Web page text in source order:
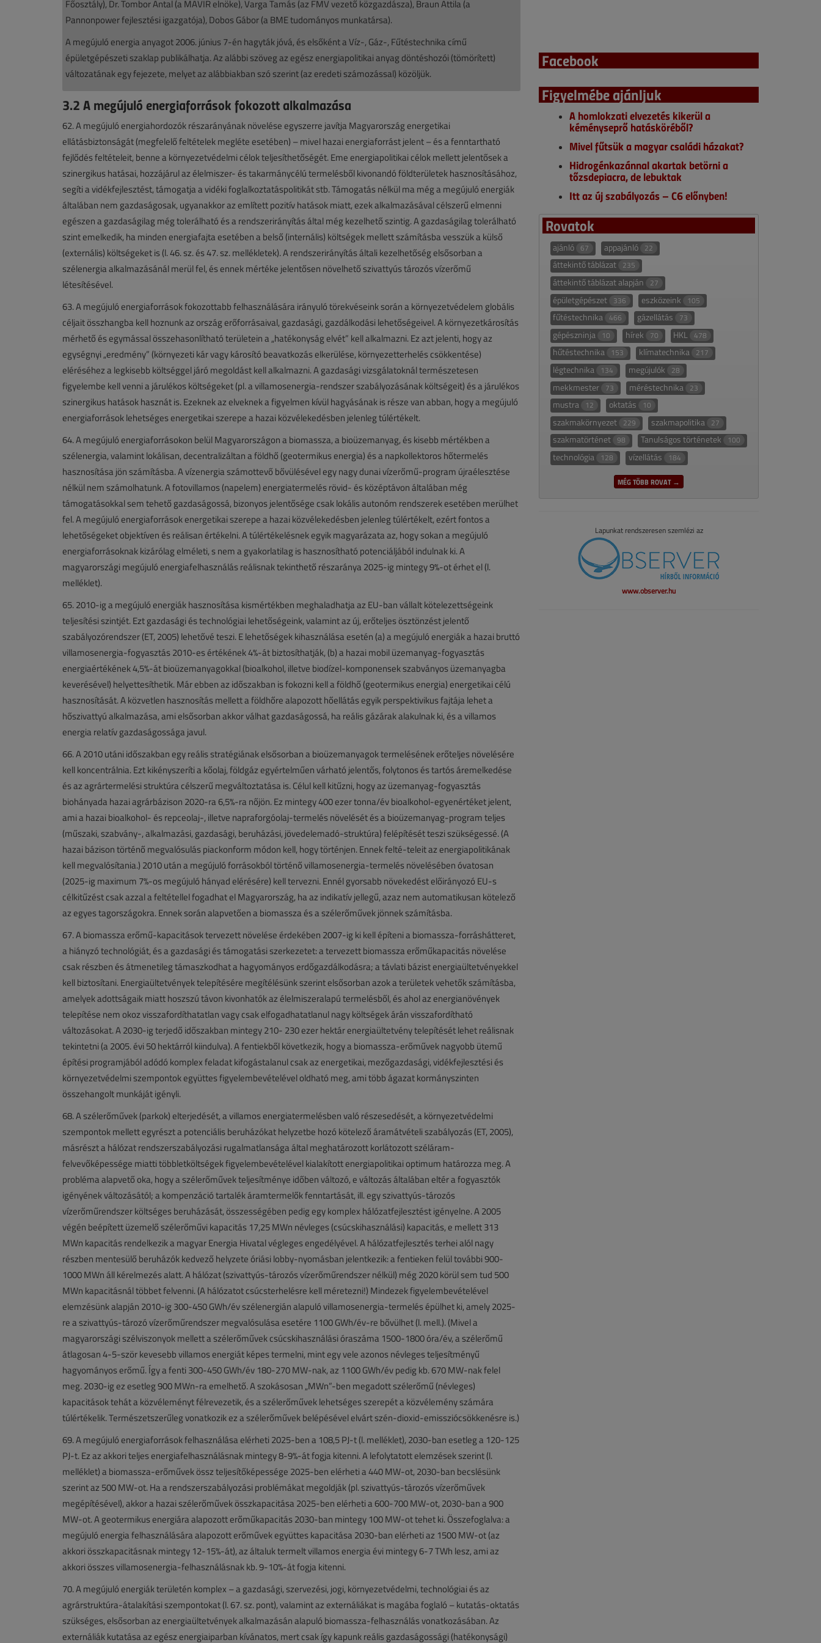
Főosztály), Dr. Tombor Antal (a MAVIR elnöke), Varga Tamás (az FMV vezető közgazdásza), Braun Attila (a
Pannonpower fejlesztési igazgatója), Dobos Gábor (a BME tudományos munkatársa).
A megújuló energia anyagot 2006. június 7-én hagyták jóvá, és elsőként a Víz-, Gáz-, Fűtéstechnika című
épületgépészeti szaklap publikálhatja. Az alábbi szöveg az egész energiapolitikai anyag döntéshozói (tömörített)
változatának egy fejezete, melyet az alábbiakban szó szerint (az eredeti számozással) közöljük.
3.2 A megújuló energiaforrások fokozott alkalmazása
62. A megújuló energiahordozók részarányának növelése egyszerre javítja Magyarország energetikai
ellátásbiztonságát (megfelelő feltételek megléte esetében) – mivel hazai energiaforrást jelent – és a fenntartható
fejlődés feltételeit, benne a környezetvédelmi célok teljesíthetőségét. Eme energiapolitikai célok mellett jelentősek a
szinergikus hatásai, hozzájárul az élelmiszer- és takarmánycélú termelésből kivonandó földterületek hasznosításához,
segíti a vidékfejlesztést, támogatja a vidéki foglalkoztatáspolitikát stb. Támogatás nélkül ma még a megújuló energiák
általában nem gazdaságosak, ugyanakkor az említett pozitív hatások miatt, ezek alkalmazásával célszerű elmenni
egészen a gazdaságilag még tolerálható és a rendszerirányítás által még kezelhető szintig. A gazdaságilag tolerálható
szint emelkedik, ha minden energiafajta esetében a belső (internális) költségek mellett számításba vesszük a külső
(externális) költségeket is (l. 46. sz. és 47. sz. mellékletek). A rendszerirányítás általi kezelhetőség elsősorban a
szélenergia alkalmazásánál merül fel, és ennek mértéke jelentősen növelhető szivattyús tározós vízerőmű
létesítésével.
63. A megújuló energiaforrások fokozottabb felhasználására irányuló törekvéseink során a környezetvédelem globális
céljait összhangba kell hoznunk az ország erőforrásaival, gazdasági, gazdálkodási lehetőségeivel. A környezetkárosítás
mérhető és egymással összehasonlítható területein a „hatékonyság elvét” kell alkalmazni. Ez azt jelenti, hogy az
egységnyi „eredmény” (környezeti kár vagy károsító beavatkozás elkerülése, környezetterhelés csökkentése)
eléréséhez a legkisebb költséggel járó megoldást kell alkalmazni. A gazdasági vizsgálatoknál természetesen
figyelembe kell venni a járulékos költségeket (pl. a villamosenergia-rendszer szabályozásának költségeit) és a járulékos
szinergikus hatások hasznát is. Ezeknek az elveknek a figyelmen kívül hagyásának is része van abban, hogy a megújuló
energiaforrások lehetséges energetikai szerepe a hazai közvélekedésben jelenleg túlértékelt.
64. A megújuló energiaforrásokon belül Magyarországon a biomassza, a bioüzemanyag, és kisebb mértékben a
szélenergia, valamint lokálisan, decentralizáltan a földhő (geotermikus energia) és a napkollektoros hőtermelés
hasznosítása jön számításba. A vízenergia számottevő bővülésével egy nagy dunai vízerőmű-program újraélesztése
nélkül nem számolhatunk. A fotovillamos (napelem) energiatermelés rövid- és középtávon általában még
támogatásokkal sem tehető gazdaságossá, bizonyos jelentősége csak lokális autonóm rendszerek esetében merülhet
fel. A megújuló energiaforrások energetikai szerepe a hazai közvélekedésben jelenleg túlértékelt, ezért fontos a
lehetőségeket objektíven és reálisan értékelni. A túlértékelésnek egyik magyarázata az, hogy sokan a megújuló
energiaforrásoknak kizárólag elméleti, s nem a gyakorlatilag is hasznosítható potenciáljából indulnak ki. A
magyarországi megújuló energiafelhasználás reálisnak tekinthető részaránya 2025-ig mintegy 9%-ot érhet el (l.
melléklet).
65. 2010-ig a megújuló energiák hasznosítása kismértékben meghaladhatja az EU-ban vállalt kötelezettségeink
teljesítési szintjét. Ezt gazdasági és technológiai lehetőségeink, valamint az új, erőteljes ösztönzést jelentő
szabályozórendszer (ET, 2005) lehetővé teszi. E lehetőségek kihasználása esetén (a) a megújuló energiák a hazai bruttó
villamosenergia-fogyasztás 2010-es értékének 4%-át biztosíthatják, (b) a hazai mobil üzemanyag-fogyasztás
energiaértékének 4,5%-át bioüzemanyagokkal (bioalkohol, illetve biodízel-komponensek szabványos üzemanyagba
keverésével) helyettesíthetik. Már ebben az időszakban is fokozni kell a földhő (geotermikus energia) energetikai célú
hasznosítását. A közvetlen hasznosítás mellett a földhőre alapozott hőellátás egyik perspektivikus fajtája lehet a
hőszivattyú alkalmazása, ami elsősorban akkor válhat gazdaságossá, ha reális gázárak alakulnak ki, és a villamos
energia relatív gazdaságossága javul.
66. A 2010 utáni időszakban egy reális stratégiának elsősorban a bioüzemanyagok termelésének erőteljes növelésére
kell koncentrálnia. Ezt kikényszeríti a kőolaj, földgáz egyértelműen várható jelentős, folytonos és tartós áremelkedése
és az agrártermelési struktúra célszerű megváltoztatása is. Célul kell kitűzni, hogy az üzemanyag-fogyasztás
biohányada hazai agrárbázison 2020-ra 6,5%-ra nőjön. Ez mintegy 400 ezer tonna/év bioalkohol-egyenértéket jelent,
ami a hazai bioalkohol- és repceolaj-, illetve napraforgóolaj-termelés növelését és a bioüzemanyag-program teljes
(műszaki, szabvány-, alkalmazási, gazdasági, beruházási, jövedelemadó-struktúra) felépítését teszi szükségessé. (A
hazai bázison történő megvalósulás piackonform módon kell, hogy történjen. Ennek felté-teleit az energiapolitikának
kell megvalósítania.) 2010 után a megújuló forrásokból történő villamosenergia-termelés növelésében óvatosan
(2025-ig maximum 7%-os megújuló hányad elérésére) kell tervezni. Ennél gyorsabb növekedést előirányozó EU-s
célkitűzést csak azzal a feltétellel fogadhat el Magyarország, ha az indikatív jellegű, azaz nem automatikusan kötelező
az egyes tagországokra. Ennek során alapvetően a biomassza és a szélerőművek jönnek számításba.
67. A biomassza erőmű-kapacitások tervezett növelése érdekében 2007-ig ki kell építeni a biomassza-forráshátteret,
a hiányzó technológiát, és a gazdasági és támogatási szerkezetet: a tervezett biomassza erőműkapacitás növelése
csak részben és átmenetileg támaszkodhat a hagyományos erdőgazdálkodásra; a távlati bázist energiaültetvényekkel
kell biztosítani. Energiaültetvények telepítésére megítélésünk szerint elsősorban azok a területek vehetők számításba,
amelyek adottságaik miatt hoszszú távon kivonhatók az élelmiszeralapú termelésből, és ahol az energianövények
telepítése nem okoz visszafordíthatatlan vagy csak elfogadhatatlanul nagy költségek árán visszafordítható
változásokat. A 2030-ig terjedő időszakban mintegy 210- 230 ezer hektár energiaültetvény telepítését lehet reálisnak
tekintetni (a 2005. évi 50 hektárról kiindulva). A fentiekből következik, hogy a biomassza-erőművek nagyobb ütemű
építési programjából adódó komplex feladat kifogástalanul csak az energetikai, mezőgazdasági, vidékfejlesztési és
környezetvédelmi szempontok együttes figyelembevételével oldható meg, ami több ágazat kormányszinten
összehangolt munkáját igényli.
68. A szélerőművek (parkok) elterjedését, a villamos energiatermelésben való részesedését, a környezetvédelmi
szempontok mellett egyrészt a potenciális beruházókat helyzetbe hozó kötelező áramátvételi szabályozás (ET, 2005),
másrészt a hálózat rendszerszabályozási rugalmatlansága által meghatározott korlátozott széláram-
felvevőképessége miatti többletköltségek figyelembevételével kialakított energiapolitikai optimum határozza meg. A
probléma alapvető oka, hogy a szélerőművek teljesítménye időben változó, e változás általában eltér a fogyasztók
igényének változásától; a kompenzáció tartalék áramtermelők fenntartását, ill. egy szivattyús-tározós
vízerőműrendszer költséges beruházását, összességében pedig egy komplex hálózatfejlesztést igényelne. A 2005
végén beépített üzemelő szélerőművi kapacitás 17,25 MWn névleges (csúcskihasználási) kapacitás, e mellett 313
MWn kapacitás rendelkezik a magyar Energia Hivatal végleges engedélyével. A hálózatfejlesztés terhei alól nagy
részben mentesülő beruházók kedvező helyzete óriási lobby-nyomásban jelentkezik: a fentieken felül további 900-
1000 MWn áll kérelmezés alatt. A hálózat (szivattyús-tározós vízerőműrendszer nélkül) még 2020 körül sem tud 500
MWn kapacitásnál többet felvenni. (A hálózatot csúcsterhelésre kell méretezni!) Mindezek figyelembevételével
elemzésünk alapján 2010-ig 300-450 GWh/év szélenergián alapuló villamosenergia-termelés épülhet ki, amely 2025-
re a szivattyús-tározó vízerőműrendszer megvalósulása esetére 1100 GWh/év-re bővülhet (l. mell.). (Mivel a
magyarországi szélviszonyok mellett a szélerőművek csúcskihasználási óraszáma 1500-1800 óra/év, a szélerőmű
átlagosan 4-5-ször kevesebb villamos energiát képes termelni, mint egy vele azonos névleges teljesítményű
hagyományos erőmű. Így a fenti 300-450 GWh/év 180-270 MW-nak, az 1100 GWh/év pedig kb. 670 MW-nak felel
meg. 2030-ig ez esetleg 900 MWn-ra emelhető. A szokásosan „MWn”-ben megadott szélerőmű (névleges)
kapacitások tehát a közvéleményt félrevezetik, és a szélerőművek lehetséges szerepét a közvélemény számára
túlértékelik. Természetszerűleg vonatkozik ez a szélerőművek belépésével elvárt szén-dioxid-emissziócsökkenésre is.)
69. A megújuló energiaforrások felhasználása elérheti 2025-ben a 108,5 PJ-t (l. melléklet), 2030-ban esetleg a 120-125
PJ-t. Ez az akkori teljes energiafelhasználásnak mintegy 8-9%-át fogja kitenni. A lefolytatott elemzések szerint (l.
melléklet) a biomassza-erőművek össz teljesítőképessége 2025-ben elérheti a 440 MW-ot, 2030-ban becslésünk
szerint az 500 MW-ot. Ha a rendszerszabályozási problémákat megoldják (pl. szivattyús-tározós vízerőművek
megépítésével), akkor a hazai szélerőművek összkapacitása 2025-ben elérheti a 600-700 MW-ot, 2030-ban a 900
MW-ot. A geotermikus energiára alapozott erőműkapacitás 2030-ban mintegy 100 MW-ot tehet ki. Összefoglalva: a
megújuló energia felhasználására alapozott erőművek együttes kapacitása 2030-ban elérheti az 1500 MW-ot (az
akkori összkapacitásnak mintegy 12-15%-át), az általuk termelt villamos energia évi mintegy 6-7 TWh lesz, ami az
akkori összes villamosenergia-felhasználásnak kb. 9-10%-át fogja kitenni.
70. A megújuló energiák területén komplex – a gazdasági, szervezési, jogi, környezetvédelmi, technológiai és az
agrárstruktúra-átalakítási szempontokat (l. 67. sz. pont), valamint az externáliákat is magába foglaló – kutatás-oktatás
szükséges, elsősorban az energiaültetvények alkalmazásán alapuló biomassza-felhasználás vonatkozásában. Az
externáliák kutatása az egész energiaiparban kívánatos, mert csak így kapunk reális gazdaságossági (hatékonysági)
Facebook
Figyelmébe ajánljuk
A homlokzati elvezetés kikerül a
kéményseprő hatásköréből?
Mivel fűtsük a magyar családi házakat?
Hidrogénkazánnal akartak betörni a
tőzsdepiacra, de lebuktak
Itt az új szabályozás – C6 előnyben!
Rovatok
ajánló 67 appajánló 22
áttekintő táblázat 235
áttekintő táblázat alapján 27
épületgépészet 336 eszközeink 105
fűtéstechnika 466 gázellátás 73
gépészninja 10 hírek 70 HKL 478
hűtéstechnika 153 klímatechnika 217
légtechnika 134 megújulók 28
mekkmester 73 méréstechnika 23
mustra 12 oktatás 10
szakmakörnyezet 229 szakmapolitika 27
szakmatörténet 98 Tanulságos történetek 100
technológia 128 vízellátás 184
MÉG TÖBB ROVAT →
Lapunkat rendszeresen szemlézi az
www.observer.hu